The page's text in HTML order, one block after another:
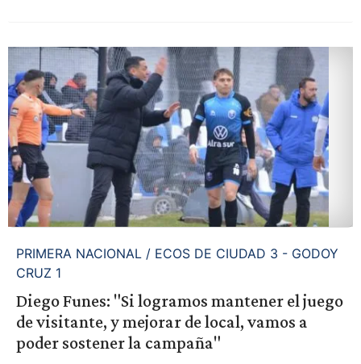
PRIMERA NACIONAL / ECOS DE CIUDAD 3 - GODOY
CRUZ 1
Diego Funes: "Si logramos mantener el juego
de visitante, y mejorar de local, vamos a
poder sostener la campaña"